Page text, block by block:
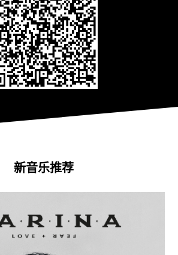
新音乐推荐